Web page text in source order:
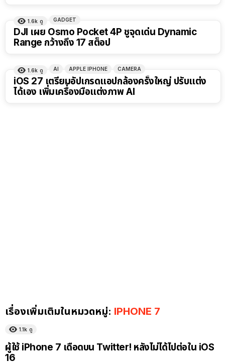
1.6k ดู GADGET
DJI เผย Osmo Pocket 4P ชูจุดเด่น Dynamic
Range กว้างถึง 17 สต็อป
1.6k ดู AI APPLE IPHONE CAMERA
iOS 27 เตรียมอัปเกรดแอปกล้องครั้งใหญ่ ปรับแต่ง
ได้เอง เพิ่มเครื่องมือแต่งภาพ AI
เรื่องเพิ่มเติมในหมวดหมู่: IPHONE 7
1.1k ดู
ผู้ใช้ iPhone 7 เดือดบน Twitter! หลังไม่ได้ไปต่อใน iOS
16